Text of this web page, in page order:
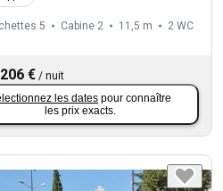
5 Cabine 2 11,5 m 2 WC
206 € /nuit
les dates pour connaître
les prix exacts.